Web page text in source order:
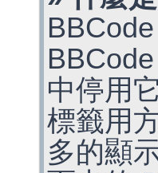
中停用
標籤用
多的顯